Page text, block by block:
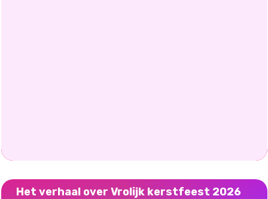
Het verhaal over Vrolijk kerstfeest 2026